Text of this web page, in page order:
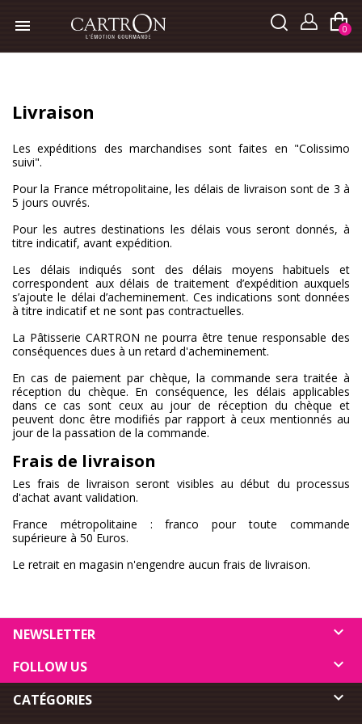
 0
Livraison
Les expéditions des marchandises sont faites en "Colissimo
suivi".
Pour la France métropolitaine, les délais de livraison sont de 3 à
5 jours ouvrés.
Pour les autres destinations les délais vous seront donnés, à
titre indicatif, avant expédition.
Les délais indiqués sont des délais moyens habituels et
correspondent aux délais de traitement d’expédition auxquels
s’ajoute le délai d’acheminement. Ces indications sont données
à titre indicatif et ne sont pas contractuelles.
La Pâtisserie CARTRON ne pourra être tenue responsable des
conséquences dues à un retard d'acheminement.
En cas de paiement par chèque, la commande sera traitée à
réception du chèque. En conséquence, les délais applicables
dans ce cas sont ceux au jour de réception du chèque et
peuvent donc être modifiés par rapport à ceux mentionnés au
jour de la passation de la commande.
Frais de livraison
Les frais de livraison seront visibles au début du processus
d'achat avant validation.
France métropolitaine : franco pour toute commande
supérieure à 50 Euros.
Le retrait en magasin n'engendre aucun frais de livraison.
NEWSLETTER 
FOLLOW US 
CATÉGORIES 